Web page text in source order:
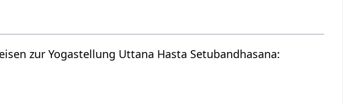
zur Yogastellung Uttana Hasta Setubandhasana: